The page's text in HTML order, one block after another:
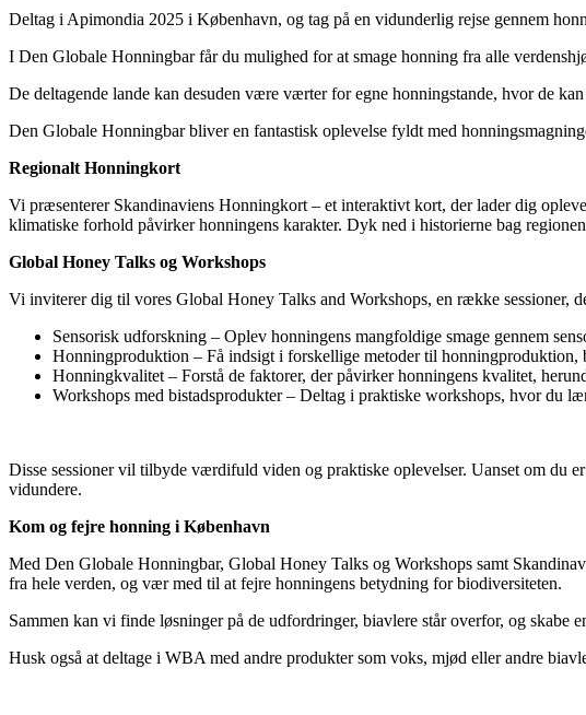
Deltag i Apimondia 2025 i København, og tag på en vidunderlig rejse gennem
I Den Globale Honningbar får du mulighed for at smage honning fra alle
De deltagende lande kan desuden være værter for egne honningstande, hvor de
Den Globale Honningbar bliver en fantastisk oplevelse fyldt med
Regionalt Honningkort
Vi præsenterer Skandinaviens Honningkort – et interaktivt kort, der lader dig
klimatiske forhold påvirker honningens karakter. Dyk ned i historierne bag
Global Honey Talks og Workshops
Vi inviterer dig til vores Global Honey Talks and Workshops, en række sessioner,
Sensorisk udforskning – Oplev honningens mangfoldige smage gennem
Honningproduktion – Få indsigt i forskellige metoder til honningproduktion,
Honningkvalitet – Forstå de faktorer, der påvirker honningens kvalitet,
Workshops med bistadsprodukter – Deltag i praktiske workshops, hvor du
Disse sessioner vil tilbyde værdifuld viden og praktiske oplevelser. Uanset om du
vidundere.
Kom og fejre honning i København
Med Den Globale Honningbar, Global Honey Talks og Workshops samt
fra hele verden, og vær med til at fejre honningens betydning for biodiversiteten.
Sammen kan vi finde løsninger på de udfordringer, biavlere står overfor, og
Husk også at deltage i WBA med andre produkter som voks, mjød eller andre